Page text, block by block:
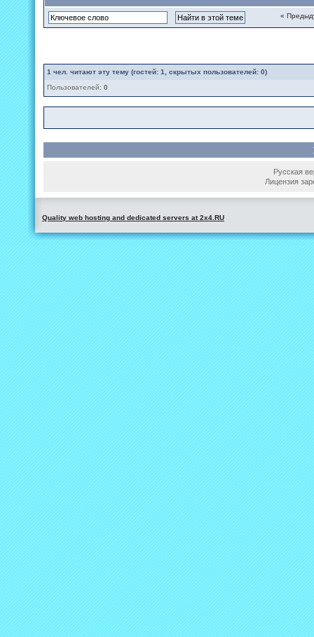
«
1 чел. читают эту тему (гостей: 1, скрытых пользователей: 0)
Пользователей: 0
Русская
Лицензия
Quality web hosting and dedicated servers at 2x4.RU